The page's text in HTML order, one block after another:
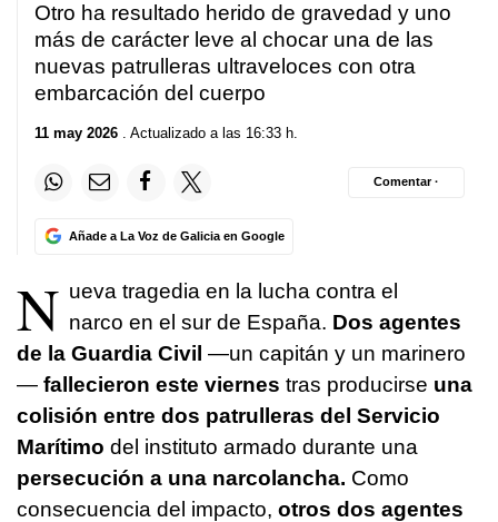
minute,
Otro ha resultado herido de gravedad y uno
más de carácter leve al chocar una de las
nuevas patrulleras ultraveloces con otra
embarcación del cuerpo
11 may 2026 . Actualizado a las 16:33 h.
Añade a La Voz de Galicia en Google
Comentar ·
N ueva tragedia en la lucha contra el
narco en el sur de España. Dos agentes
de la Guardia Civil —un capitán y un marinero
— fallecieron este viernes tras producirse una
colisión entre dos patrulleras del Servicio
Marítimo del instituto armado durante una
persecución a una narcolancha. Como
consecuencia del impacto, otros dos agentes